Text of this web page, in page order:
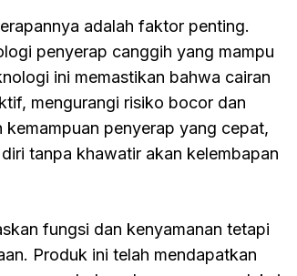
adalah faktor penting.
penyerap canggih yang mampu
ini memastikan bahwa cairan
mengurangi risiko bocor dan
penyerap yang cepat,
tanpa khawatir akan kelembapan
fungsi dan kenyamanan tetapi
Produk ini telah mendapatkan